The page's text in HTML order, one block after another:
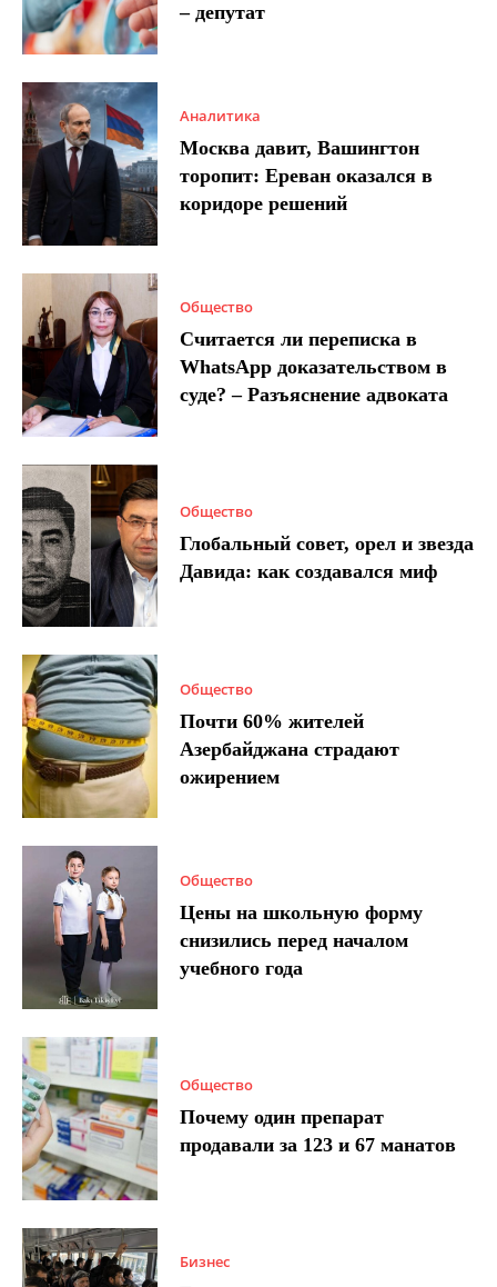
– депутат
Аналитика
Москва давит, Вашингтон
торопит: Ереван оказался в
коридоре решений
Общество
Считается ли переписка в
WhatsApp доказательством в
суде? – Разъяснение адвоката
Общество
Глобальный совет, орел и звезда
Давида: как создавался миф
Общество
Почти 60% жителей
Азербайджана страдают
ожирением
Общество
Цены на школьную форму
снизились перед началом
учебного года
Общество
Почему один препарат
продавали за 123 и 67 манатов
Бизнес